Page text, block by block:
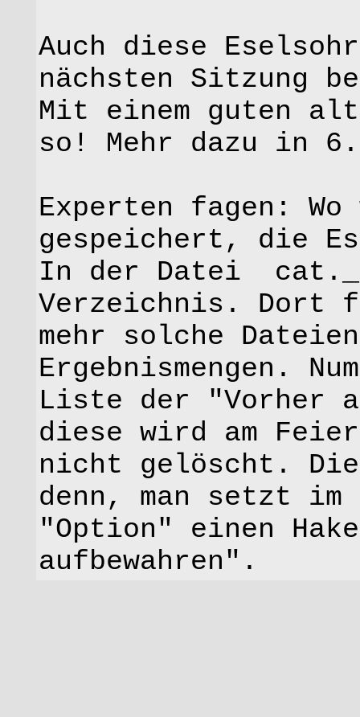
Auch diese
nächsten Sitzung
Mit einem guten
so! Mehr dazu in
Experten fagen: Wo
gespeichert, die
In der Datei
Verzeichnis. Dort
mehr solche
Ergebnismengen.
Liste der "Vorher
diese wird am
nicht gelöscht.
denn, man setzt im
"Option" einen
aufbewahren".